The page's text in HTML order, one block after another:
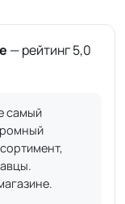
— рейтинг 5,0
самый